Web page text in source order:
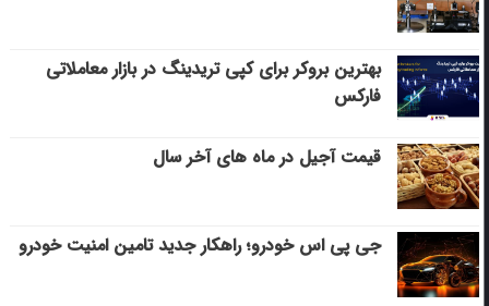
بهترین بروکر برای کپی‌ تریدینگ در بازار معاملاتی
فارکس
قیمت آجیل در ماه های آخر سال
جی پی اس خودرو؛ راهکار جدید تامین امنیت خودرو